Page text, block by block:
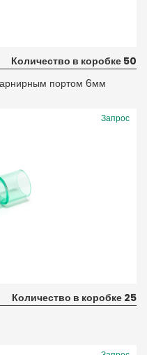
Количество в коробке 50
портом 6мм
Запрос
Количество в коробке 25